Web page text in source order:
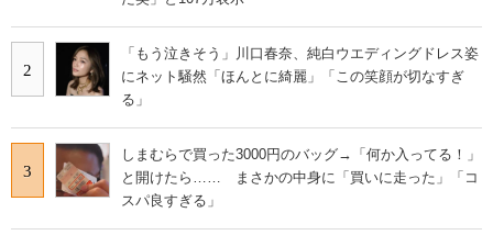
2
「もう泣きそう」川口春奈、純白ウエディングドレス姿
にネット騒然「ほんとに綺麗」「この笑顔が切なすぎ
る」
3
しまむらで買った3000円のバッグ→「何か入ってる！」
と開けたら…… まさかの中身に「買いに走った」「コ
スパ良すぎる」